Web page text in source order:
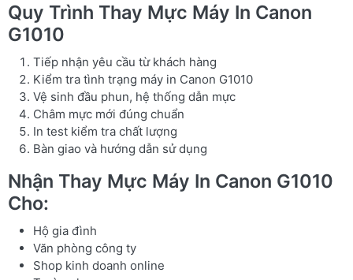
Quy Trình Thay Mực Máy In Canon
G1010
Tiếp nhận yêu cầu từ khách hàng
Kiểm tra tình trạng máy in Canon G1010
Vệ sinh đầu phun, hệ thống dẫn mực
Châm mực mới đúng chuẩn
In test kiểm tra chất lượng
Bàn giao và hướng dẫn sử dụng
Nhận Thay Mực Máy In Canon G1010
Cho:
Hộ gia đình
Văn phòng công ty
Shop kinh doanh online